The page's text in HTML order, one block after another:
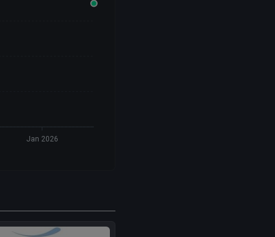
Jan 2026